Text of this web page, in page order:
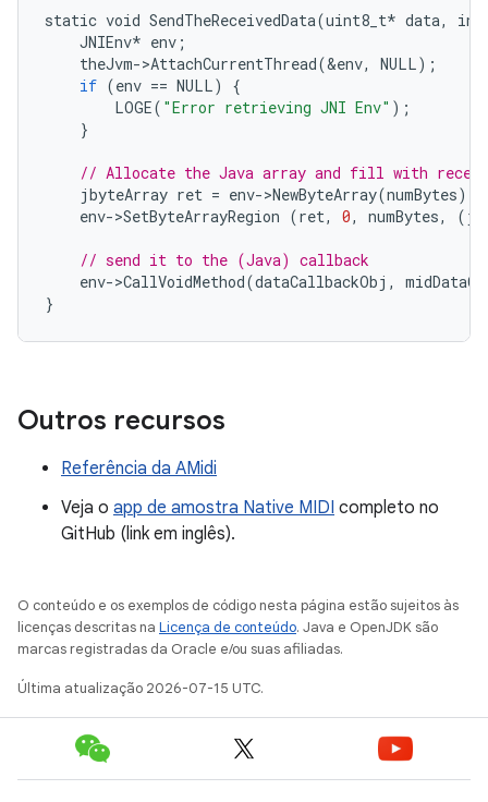
static void SendTheReceivedData(uint8_t* data,
int
JNIEnv* env ;
theJvm->AttachCurrentThread(&env, NULL);
if (env == NULL)
{
LOGE( "Error retrieving JNI Env" );
}
// Allocate the Java array and fill with
jbyteArray ret = env->NewByteArray(numBytes);
env->SetByteArrayRegion (ret, 0, numBytes, (
// send it to the (Java) callback
env->CallVoidMethod(dataCallbackObj ,
}
Outros recursos
Referência da AMidi
Veja o app de amostra Native MIDI completo no
GitHub (link em inglês).
O conteúdo e os exemplos de código nesta página estão sujeitos às
licenças descritas na Licença de conteúdo. Java e OpenJDK são
marcas registradas da Oracle e/ou suas afiliadas.
Última atualização 2026-07-15 UTC.